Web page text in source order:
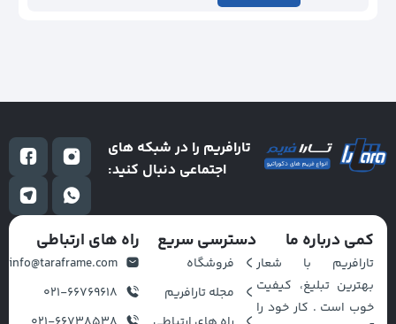
تارافریم را در شبکه های
اجتماعی دنبال کنید:
کمی درباره ما
تارافریم با شعار
بهترین تبلیغ، کیفیت
خوب است . کار خود را
دسترسی سریع
فروشگاه
مجله تارافریم
راه های ارتباطی
info@taraframe.com
021-66769618